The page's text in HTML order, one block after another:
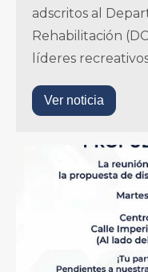
adscritos al
Rehabilitación
líderes
Ver noticia